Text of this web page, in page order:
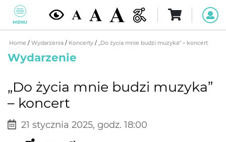
MENU
Home / Wydarzenia / Koncerty / „Do życia mnie budzi muzyka” – koncert
Wydarzenie
„Do życia mnie budzi muzyka”
– koncert
21 stycznia 2025, godz. 18:00